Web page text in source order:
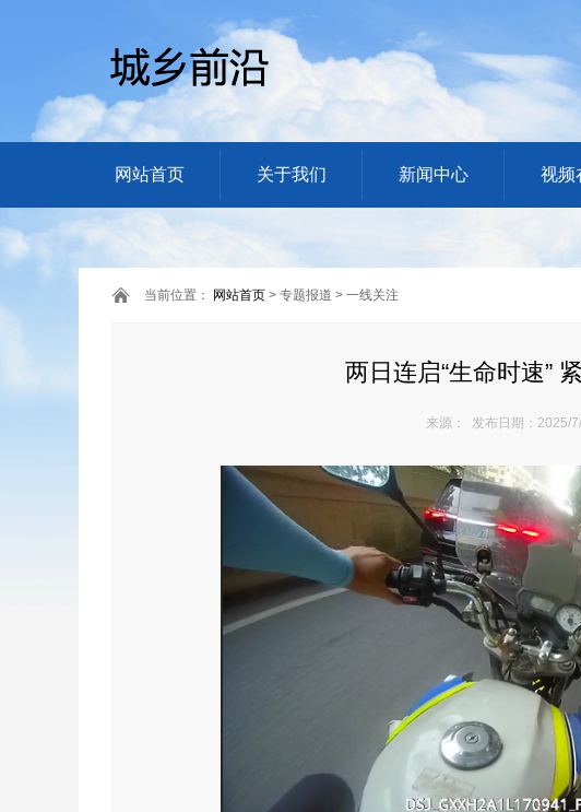
网站首页 关于我们 新闻中心 视频
当前位置： 网站首页 > 专题报道 > 一线关注
两日连启“生命时速”
来源： 发布日期：2025/